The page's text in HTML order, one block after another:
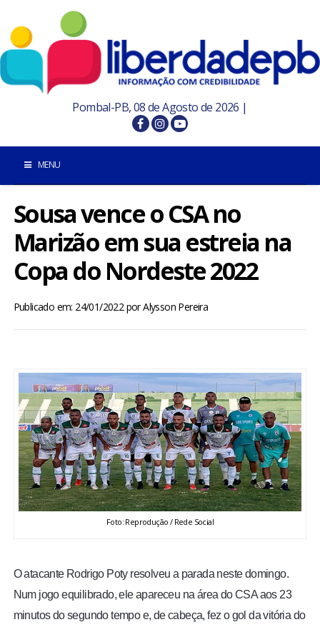
Pombal-PB, 08 de Agosto de 2026 |
MENU
POMBAL E REGIÃO
PARAÍBA
BRASIL
ESPORTES
ENTRETENIMENTO
ENQUETE
FOTOS
COLUNISTAS
Sousa vence o CSA no
Marizão em sua estreia na
Copa do Nordeste 2022
Publicado em: 24/01/2022porAlysson Pereira
Foto: Reprodução / Rede Social
O atacante Rodrigo Poty resolveu a parada neste domingo.
Num jogo equilibrado, ele apareceu na área do CSA aos 23
minutos do segundo tempo e, de cabeça, fez o gol da vitória do